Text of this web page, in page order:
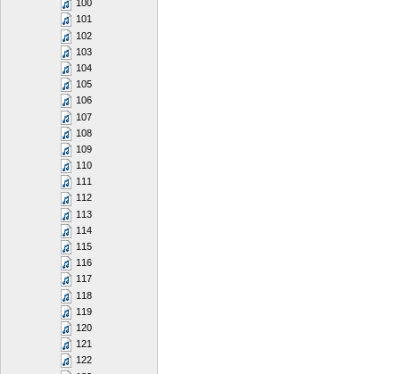
100
101
102
103
104
105
106
107
108
109
110
111
112
113
114
115
116
117
118
119
120
121
122